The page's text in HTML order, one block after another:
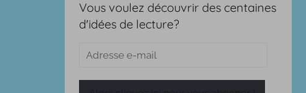
Vous voulez découvrir des centaines
d'idées de lecture?
Adresse